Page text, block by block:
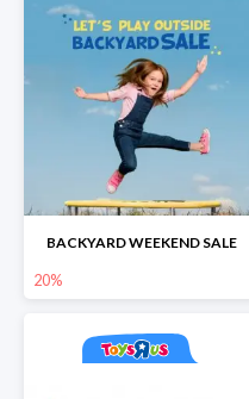
BACKYARD WEEKEND SALE
20%